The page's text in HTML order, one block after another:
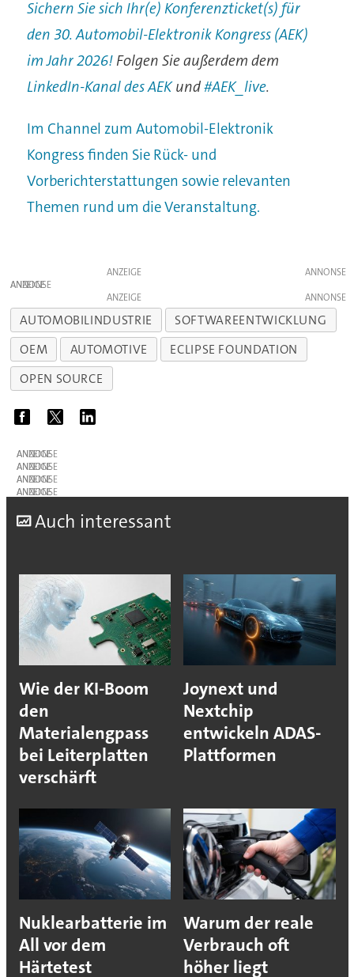
Sichern Sie sich Ihr(e) Konferenzticket(s) für
den 30. Automobil-Elektronik Kongress (AEK)
im Jahr 2026! Folgen Sie außerdem dem
LinkedIn-Kanal des AEKund#AEK_live.
Im Channel zum Automobil-Elektronik
Kongress finden Sie Rück- und
Vorberichterstattungen sowie relevanten
Themen rund um die Veranstaltung.
ANZEIGE
ANZEIGE
ANZEIGE
AUTOMOBILINDUSTRIE
SOFTWAREENTWICKLUNG
OEM
AUTOMOTIVE
ECLIPSE FOUNDATION
OPEN SOURCE
ANZEIGE
ANZEIGE
ANZEIGE
ANZEIGE
Auch interessant
Wie der KI-Boom
den
Materialengpass
bei Leiterplatten
verschärft
Joynext und
Nextchip
entwickeln ADAS-
Plattformen
Nuklearbatterie im
All vor dem
Härtetest
Warum der reale
Verbrauch oft
höher liegt